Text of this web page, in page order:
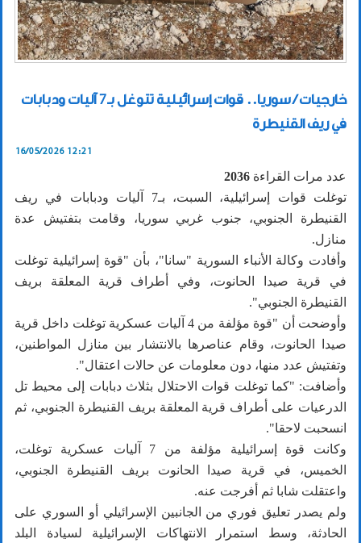
خارجيات / سوريا.. قوات إسرائيلية تتوغل بـ7 آليات ودبابات
في ريف القنيطرة
16/05/2026 12:21
عدد مرات القراءة 2036
توغلت قوات إسرائيلية، السبت، بـ7 آليات ودبابات في ريف
القنيطرة ‏الجنوبي، جنوب غربي سوريا، وقامت بتفتيش عدة
منازل‎.‎
وأفادت وكالة الأنباء السورية "سانا"، بأن "قوة إسرائيلية توغلت
في قرية ‌‏صيدا الحانوت، وفي أطراف قرية المعلقة بريف
القنيطرة ‏الجنوبي".
وأوضحت أن "قوة مؤلفة ‏من 4 ‏آليات عسكرية توغلت داخل قرية
صيدا الحانوت، وقام ‏عناصرها ‏بالانتشار ‏بين منازل المواطنين،
وتفتيش عدد ‏منها، دون معلومات عن حالات اعتقال"‎.‎
وأضافت: "كما توغلت قوات الاحتلال بثلاث دبابات إلى محيط تل
‏الدرعيات على أطراف قرية المعلقة بريف القنيطرة ‏الجنوبي، ثم
انسحبت لاحقا".
وكانت قوة إسرائيلية مؤلفة من 7 آليات ‏عسكرية ‏توغلت،
الخميس، في قرية صيدا ‏الحانوت بريف القنيطرة الجنوبي،
واعتقلت شابا ثم أفرجت عنه.‏
ولم يصدر تعليق فوري من الجانبين الإسرائيلي أو السوري على
الحادثة، وسط استمرار الانتهاكات الإسرائيلية لسيادة البلد